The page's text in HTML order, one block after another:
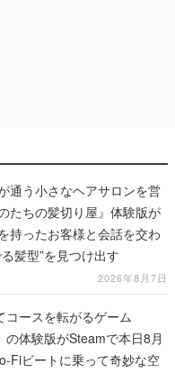
通う小さなヘアサロンを営
たちの髪切り屋』体験版が
持ったお客様と会話を交わ
髪型”を見つけ出す
2026年8月7日
コースを転がるゲーム
の体験版がSteamで本日8月
Fiビートに乗って奇妙な空